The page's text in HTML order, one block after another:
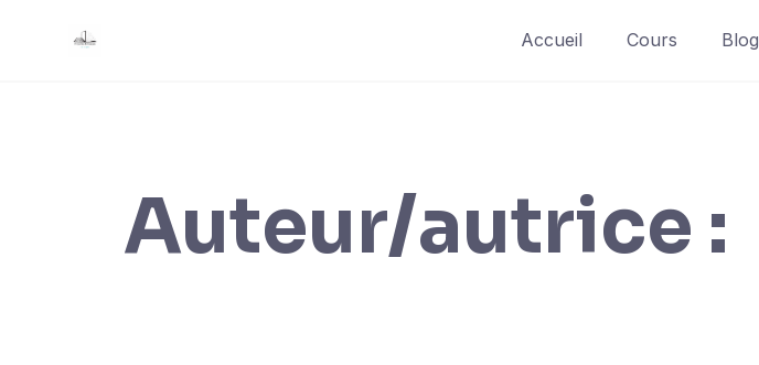
Accueil Cours Blog
Auteur/autrice :